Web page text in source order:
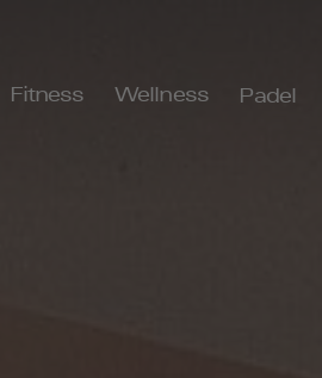
Fitness Wellness Padel